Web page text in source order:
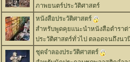
ภาพยนตร์ประวัติศาสตร์
หนังสือประวัติศาสตร์
สำหรับพูดคุยแนะนำหนังสือตำราต่
ประวัติศาสตร์ทั่วไป ตลอดจนถึงนว
ชุดจำลองประวัติศาสตร์